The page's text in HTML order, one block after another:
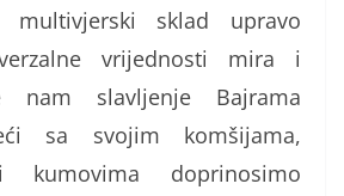
sklad upravo
vrijednosti mira i
nam slavljenje Bajrama
sa svojim komšijama,
kumovima doprinosimo